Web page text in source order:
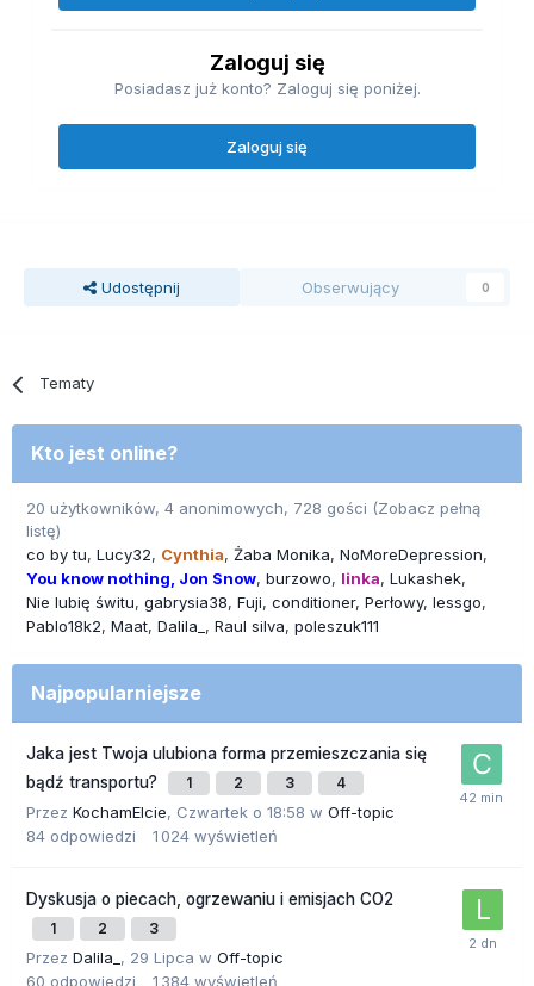
Zaloguj się
Posiadasz już konto? Zaloguj się poniżej.
Zaloguj się
Udostępnij Obserwujący 0
Tematy
Kto jest online?
20 użytkowników, 4 anonimowych, 728 gości (Zobacz pełną
listę)
co by tu Lucy32 Cynthia Żaba Monika NoMoreDepression
You know nothing, Jon Snow burzowo linka Lukashek
Nie lubię świtu gabrysia38 Fuji conditioner Perłowy lessgo
Pablo18k2 Maat Dalila_ Raul silva poleszuk111
Najpopularniejsze
Jaka jest Twoja ulubiona forma przemieszczania się
bądź transportu?
1 2 3 4
Przez KochamElcie, Czwartek o 18:58 w Off-topic
84 odpowiedzi 1 024 wyświetleń
Dyskusja o piecach, ogrzewaniu i emisjach CO2
1 2 3
Przez Dalila_ , 29 Lipca w Off-topic
60 odpowiedzi 1 384 wyświetleń